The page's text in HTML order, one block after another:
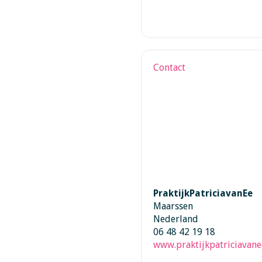
Contact
PraktijkPatriciavanEe
Maarssen
Nederland
06 48 42 19 18